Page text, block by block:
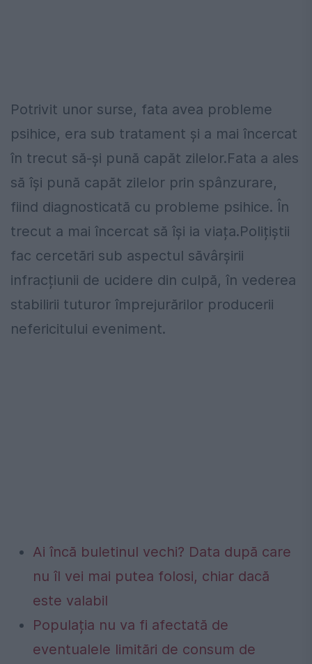
Potrivit unor surse, fata avea probleme
psihice, era sub tratament și a mai încercat
în trecut să-și pună capăt zilelor.Fata a ales
să își pună capăt zilelor prin spânzurare,
fiind diagnosticată cu probleme psihice. În
trecut a mai încercat să își ia viața.Polițiștii
fac cercetări sub aspectul săvârșirii
infracțiunii de ucidere din culpă, în vederea
stabilirii tuturor împrejurărilor producerii
nefericitului eveniment.
Ai încă buletinul vechi? Data după care
nu îl vei mai putea folosi, chiar dacă
este valabil
Populația nu va fi afectată de
eventualele limitări de consum de